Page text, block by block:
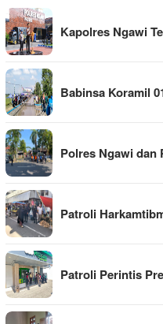
Kapolres Ngawi
Babinsa Koramil
Polres Ngawi
Patroli
Patroli Perintis